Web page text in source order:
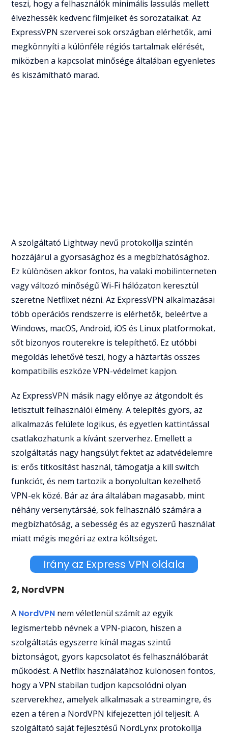
teszi, hogy a felhasználók minimális lassulás mellett
élvezhessék kedvenc filmjeiket és sorozataikat. Az
ExpressVPN szerverei sok országban elérhetők, ami
megkönnyíti a különféle régiós tartalmak elérését,
miközben a kapcsolat minősége általában egyenletes
és kiszámítható marad.
A szolgáltató Lightway nevű protokollja szintén
hozzájárul a gyorsasághoz és a megbízhatósághoz.
Ez különösen akkor fontos, ha valaki mobilinterneten
vagy változó minőségű Wi-Fi hálózaton keresztül
szeretne Netflixet nézni. Az ExpressVPN alkalmazásai
több operációs rendszerre is elérhetők, beleértve a
Windows, macOS, Android, iOS és Linux platformokat,
sőt bizonyos routerekre is telepíthető. Ez utóbbi
megoldás lehetővé teszi, hogy a háztartás összes
kompatibilis eszköze VPN-védelmet kapjon.
Az ExpressVPN másik nagy előnye az átgondolt és
letisztult felhasználói élmény. A telepítés gyors, az
alkalmazás felülete logikus, és egyetlen kattintással
csatlakozhatunk a kívánt szerverhez. Emellett a
szolgáltatás nagy hangsúlyt fektet az adatvédelemre
is: erős titkosítást használ, támogatja a kill switch
funkciót, és nem tartozik a bonyolultan kezelhető
VPN-ek közé. Bár az ára általában magasabb, mint
néhány versenytársáé, sok felhasználó számára a
megbízhatóság, a sebesség és az egyszerű használat
miatt mégis megéri az extra költséget.
Irány az Express VPN oldala
2, NordVPN
A NordVPN nem véletlenül számít az egyik
legismertebb névnek a VPN-piacon, hiszen a
szolgáltatás egyszerre kínál magas szintű
biztonságot, gyors kapcsolatot és felhasználóbarát
működést. A Netflix használatához különösen fontos,
hogy a VPN stabilan tudjon kapcsolódni olyan
szerverekhez, amelyek alkalmasak a streamingre, és
ezen a téren a NordVPN kifejezetten jól teljesít. A
szolgáltató saját fejlesztésű NordLynx protokollja